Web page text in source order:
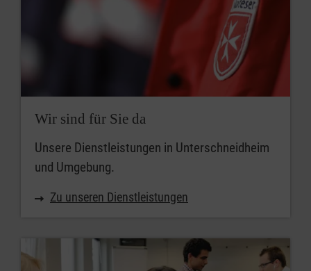
Wir sind für Sie da
Unsere Dienstleistungen in Unterschneidheim
und Umgebung.
Zu unseren Dienstleistungen